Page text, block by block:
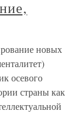
новых
осевого
страны как